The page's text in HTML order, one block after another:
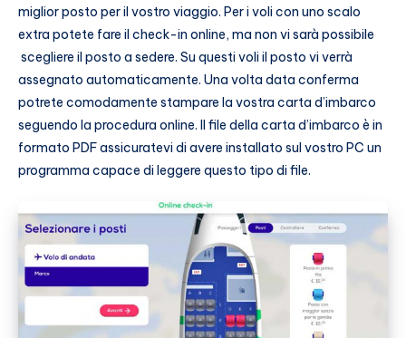
miglior posto per il vostro viaggio. Per i voli con uno scalo
extra potete fare il check-in online, ma non vi sarà possibile
scegliere il posto a sedere. Su questi voli il posto vi verrà
assegnato automaticamente. Una volta data conferma
potrete comodamente stampare la vostra carta d’imbarco
seguendo la procedura online. Il file della carta d’imbarco è in
formato PDF assicuratevi di avere installato sul vostro PC un
programma capace di leggere questo tipo di file.